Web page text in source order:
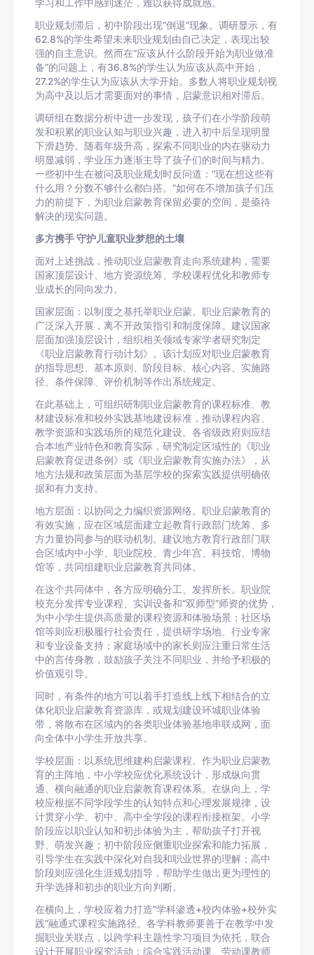
学习和工作中感到迷茫，难以获得成就感。
职业规划滞后，初中阶段出现“倒退”现象。调研显示，有
62.8%的学生希望未来职业规划由自己决定，表现出较
强的自主意识。然而在“应该从什么阶段开始为职业做准
备”的问题上，有36.8%的学生认为应该从高中开始，
27.2%的学生认为应该从大学开始。多数人将职业规划视
为高中及以后才需要面对的事情，启蒙意识相对滞后。
调研组在数据分析中进一步发现，孩子们在小学阶段萌
发和积累的职业认知与职业兴趣，进入初中后呈现明显
下滑趋势。随着年级升高，探索不同职业的内在驱动力
明显减弱，学业压力逐渐主导了孩子们的时间与精力。
一些初中生在被问及职业规划时反问道：“现在想这些有
什么用？分数不够什么都白搭。”如何在不增加孩子们压
力的前提下，为职业启蒙教育保留必要的空间，是亟待
解决的现实问题。
多方携手 守护儿童职业梦想的土壤
面对上述挑战，推动职业启蒙教育走向系统建构，需要
国家顶层设计、地方资源统筹、学校课程优化和教师专
业成长的同向发力。
国家层面：以制度之基托举职业启蒙。职业启蒙教育的
广泛深入开展，离不开政策指引和制度保障。建议国家
层面加强顶层设计，组织相关领域专家学者研究制定
《职业启蒙教育行动计划》。该计划应对职业启蒙教育
的指导思想、基本原则、阶段目标、核心内容、实施路
径、条件保障、评价机制等作出系统规定。
在此基础上，可组织研制职业启蒙教育的课程标准、教
材建设标准和校外实践基地建设标准，推动课程内容、
教学资源和实践场所的规范化建设。各省级政府则应结
合本地产业特色和教育实际，研究制定区域性的《职业
启蒙教育促进条例》或《职业启蒙教育实施办法》，从
地方法规和政策层面为基层学校的探索实践提供明确依
据和有力支持。
地方层面：以协同之力编织资源网络。职业启蒙教育的
有效实施，应在区域层面建立起教育行政部门统筹、多
方力量协同参与的联动机制。建议地方教育行政部门联
合区域内中小学、职业院校、青少年宫、科技馆、博物
馆等，共同组建职业启蒙教育共同体。
在这个共同体中，各方应明确分工、发挥所长。职业院
校充分发挥专业课程、实训设备和“双师型”师资的优势，
为中小学生提供高质量的课程资源和体验场景；社区场
馆等则应积极履行社会责任，提供研学场地、行业专家
和专业设备支持；家庭场域中的家长则应注重日常生活
中的言传身教，鼓励孩子关注不同职业，并给予积极的
价值观引导。
同时，有条件的地方可以着手打造线上线下相结合的立
体化职业启蒙教育资源库，或规划建设环城职业体验
带，将散布在区域内的各类职业体验基地串联成网，面
向全体中小学生开放共享。
学校层面：以系统思维建构启蒙课程。作为职业启蒙教
育的主阵地，中小学校应优化系统设计，形成纵向贯
通、横向融通的职业启蒙教育课程体系。在纵向上，学
校应根据不同学段学生的认知特点和心理发展规律，设
计贯穿小学、初中、高中全学段的课程衔接框架。小学
阶段应以职业认知和初步体验为主，帮助孩子打开视
野、萌发兴趣；初中阶段应侧重职业探索和能力拓展，
引导学生在实践中深化对自我和职业世界的理解；高中
阶段则应强化生涯规划指导，帮助学生做出更为理性的
升学选择和初步的职业方向判断。
在横向上，学校应着力打造“学科渗透+校内体验+校外实
践”融通式课程实施路径。各学科教师要善于在教学中发
掘职业关联点，以跨学科主题性学习项目为依托，联合
设计开展职业探究活动；综合实践活动课、劳动课教师